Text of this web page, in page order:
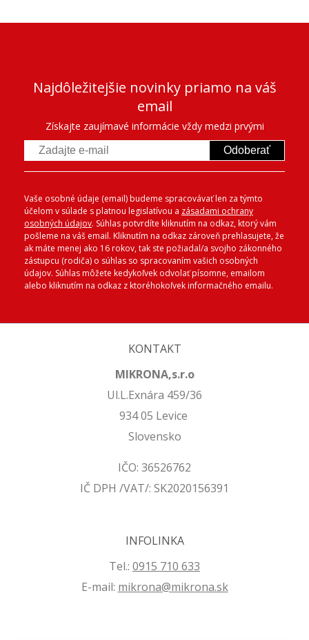
Najdôležitejšie novinky priamo na váš
email
Získajte zaujímavé informácie vždy medzi prvými
Odoberať
Vaše osobné údaje (email) budeme spracovávať len za týmto
účelom v súlade s platnou legislatívou a zásadami ochrany
osobných údajov. Súhlas potvrdíte kliknutím na odkaz, ktorý vám
pošleme na váš email. Kliknutím na odkaz zároveň prehlasujete, že
ak máte menej ako 16 rokov, tak ste požiadal/a svojho zákonného
zástupcu (rodiča) o súhlas so spracovaním vašich osobných
údajov. Súhlas môžete kedykoľvek odvolať písomne, emailom
alebo kliknutím na odkaz z ktoréhokoľvek informačného emailu.
KONTAKT
MIKRONA,s.r.o
Ul.L.Exnára 459/36
934 05 Levice
Slovensko
IČO: 36526762
IČ DPH /VAT/: SK2020156391
INFOLINKA
Tel.: 0915 710 633
E-mail: mikrona@mikrona.sk